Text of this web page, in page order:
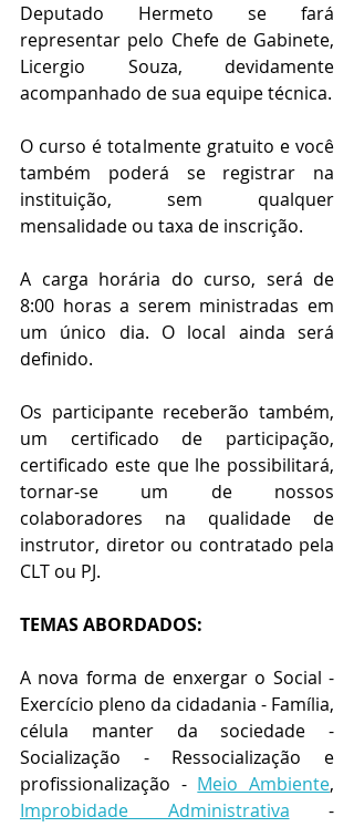
Deputado Hermeto se fará
representar pelo Chefe de Gabinete,
Licergio Souza, devidamente
acompanhado de sua equipe técnica.
O curso é totalmente gratuito e você
também poderá se registrar na
instituição, sem qualquer
mensalidade ou taxa de inscrição.
A carga horária do curso, será de
8:00 horas a serem ministradas em
um único dia. O local ainda será
definido.
Os participante receberão também,
um certificado de participação,
certificado este que lhe possibilitará,
tornar-se um de nossos
colaboradores na qualidade de
instrutor, diretor ou contratado pela
CLT ou PJ.
TEMAS ABORDADOS:
A nova forma de enxergar o Social -
Exercício pleno da cidadania - Família,
célula manter da sociedade -
Socialização - Ressocialização e
profissionalização - Meio Ambiente
Improbidade Administrativa -